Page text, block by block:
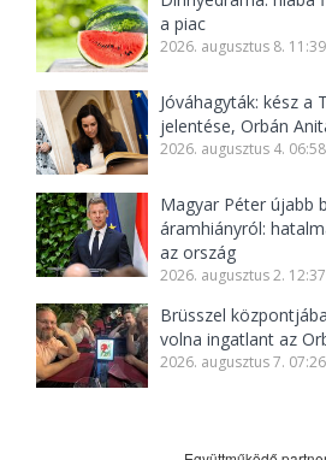
a piac
2026. augusztus 8. 11:39
Jóváhagyták: kész a
jelentése, Orbán
2026. augusztus 4. 06:58
Magyar Péter újabb
áramhiányról:
az ország
2026. augusztus 2. 12:37
Brüsszel
volna ingatlant az
2026. augusztus 7. 07:26